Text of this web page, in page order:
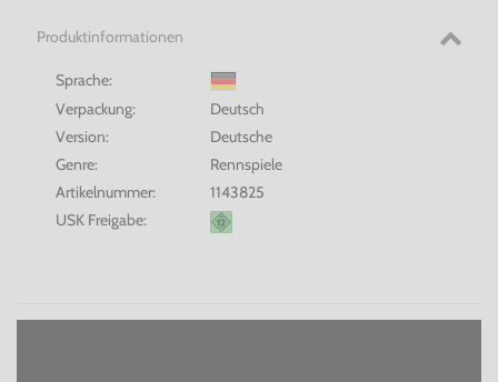
Produktinformationen
Sprache:
Verpackung:
Deutsch
Version:
Deutsche
Genre:
Rennspiele
Artikelnummer:
1143825
USK Freigabe: